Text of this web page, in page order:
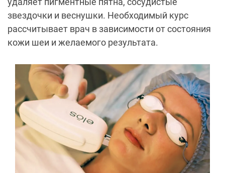
звездочки и веснушки. Необходимый курс
рассчитывает врач в зависимости от состояния
кожи шеи и желаемого результата.